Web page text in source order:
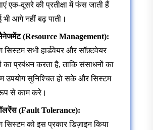
एक-दूसरे की प्रतीक्षा में फंस जाती हैं
आगे नहीं बढ़ पाती।
मैनेजमेंट (Resource Management):
सिस्टम सभी हार्डवेयर और सॉफ़्टवेयर
का प्रबंधन करता है, ताकि संसाधनों का
उपयोग सुनिश्चित हो सके और सिस्टम
से काम करे।
(Fault Tolerance):
सिस्टम को इस प्रकार डिज़ाइन किया